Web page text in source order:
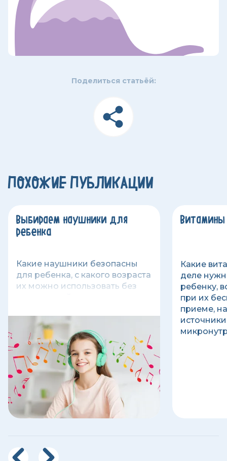
Поделиться статьёй:
ПОХОЖИЕ ПУБЛИКАЦИИ
Выбираем наушники для
ребенка
Какие наушники безопасны
для ребенка, с какого возраста
их можно использовать без
Какие
деле
ребенку,
при их
приеме,